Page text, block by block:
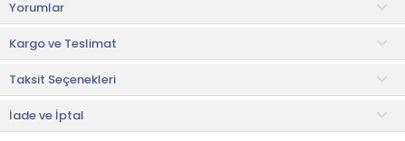
Evidea Lighting Metal Ayaklı Kumaş Başlıklı Lambader, modern
ve zarif tasarımıyla her türlü iç mekâna şıklık katacak bir
aydınlatma çözümüdür. Metal gövdesiyle estetik ve
fonksiyonellik arayanlar için ideal bir seçenektir.
150 cm yüksekliğiyle odanın her köşesine eşit ve yumuşak bir ışık
yayarak aydınlatma ihtiyacını karşılar.
Yorumlar
Kargo ve Teslimat
Taksit Seçenekleri
İade ve İptal